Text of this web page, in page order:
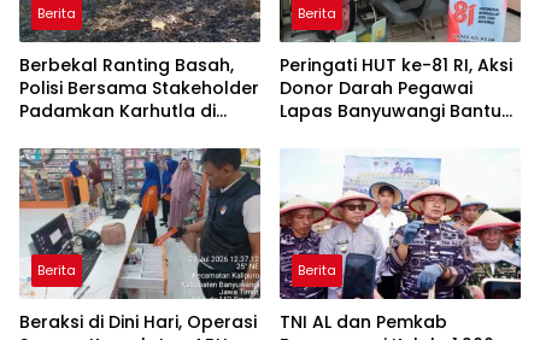
Berita
Berbekal Ranting Basah,
Polisi Bersama Stakeholder
Padamkan Karhutla di
Trenggalek
Berita
Peringati HUT ke-81 RI, Aksi
Donor Darah Pegawai
Lapas Banyuwangi Bantu
Berita
Beraksi di Dini Hari, Operasi
Berita
TNI AL dan Pemkab